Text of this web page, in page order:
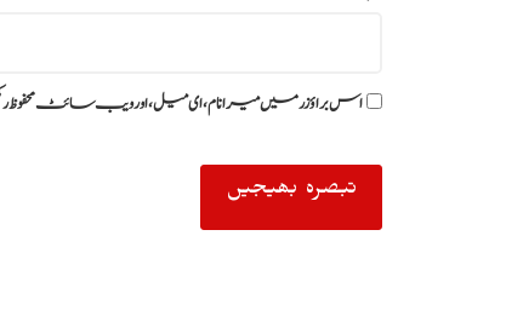
اس براؤزر میں میرا نام، ای میل، اور ویب سائٹ محفوظ